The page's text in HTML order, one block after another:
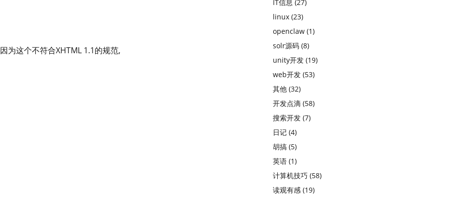
为这个不符合XHTML 1.1的规范,
IT信息 (27)
linux (23)
openclaw (1)
solr源码 (8)
unity开发 (19)
web开发 (53)
其他 (32)
开发点滴 (58)
搜索开发 (7)
日记 (4)
胡搞 (5)
英语 (1)
计算机技巧 (58)
读观有感 (19)